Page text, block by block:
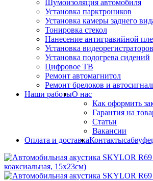
Шумоизоляция автомобиля
Установка парктроников
Установка камеры заднего
Тонировка стекол
Нанесение антигравийной
Установка видеорегистраторов
Установка подогрева сидений
Цифровое ТВ
Ремонт автомагнитол
Ремонт брелоков и
Наши работыО нас
Как оформить
Гарантия на
Статьи
Вакансии
Оплата и доставкаКонтакты